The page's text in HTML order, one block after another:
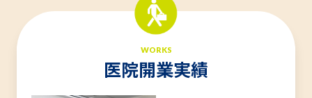
WORKS
医院開業実績